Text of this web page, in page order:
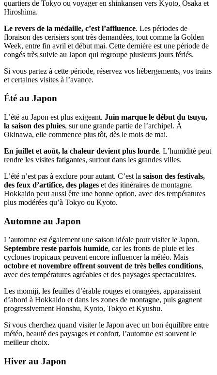
quartiers de Tokyo ou voyager en shinkansen vers Kyoto, Osaka et
Hiroshima.
Le revers de la médaille, c’est l’affluence. Les périodes de
floraison des cerisiers sont très demandées, tout comme la Golden
Week, entre fin avril et début mai. Cette dernière est une période de
congés très suivie au Japon qui regroupe plusieurs jours fériés.
Si vous partez à cette période, réservez vos hébergements, vos trains
et certaines visites à l’avance.
Été au Japon
L’été au Japon est plus exigeant. Juin marque le début du tsuyu,
la saison des pluies, sur une grande partie de l’archipel. À
Okinawa, elle commence plus tôt, dès le mois de mai.
En juillet et août, la chaleur devient plus lourde. L’humidité peut
rendre les visites fatigantes, surtout dans les grandes villes.
L’été n’est pas à exclure pour autant. C’est la saison des festivals,
des feux d’artifice, des plages et des itinéraires de montagne.
Hokkaido peut aussi être une bonne option, avec des températures
plus modérées qu’à Tokyo ou Kyoto.
Automne au Japon
L’automne est également une saison idéale pour visiter le Japon.
Septembre reste parfois humide, car les fronts de pluie et les
cyclones tropicaux peuvent encore influencer la météo. Mais
octobre et novembre offrent souvent de très belles conditions,
avec des températures agréables et des paysages spectaculaires.
Les momiji, les feuilles d’érable rouges et orangées, apparaissent
d’abord à Hokkaido et dans les zones de montagne, puis gagnent
progressivement Honshu, Kyoto, Tokyo et Kyushu.
Si vous cherchez quand visiter le Japon avec un bon équilibre entre
météo, beauté des paysages et confort, l’automne est souvent le
meilleur choix.
Hiver au Japon